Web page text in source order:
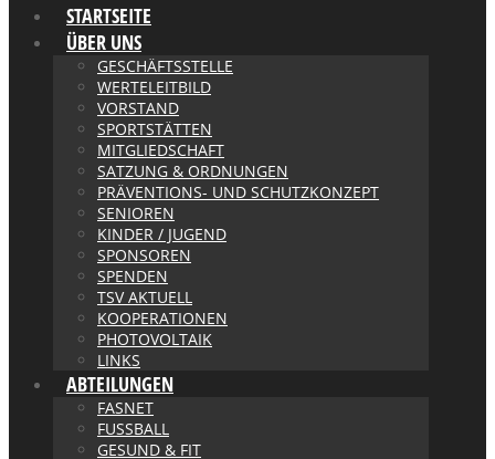
STARTSEITE
ÜBER UNS
GESCHÄFTSSTELLE
WERTELEITBILD
VORSTAND
SPORTSTÄTTEN
MITGLIEDSCHAFT
SATZUNG & ORDNUNGEN
PRÄVENTIONS- UND SCHUTZKONZEPT
SENIOREN
KINDER / JUGEND
SPONSOREN
SPENDEN
TSV AKTUELL
KOOPERATIONEN
PHOTOVOLTAIK
LINKS
ABTEILUNGEN
FASNET
FUSSBALL
GESUND & FIT